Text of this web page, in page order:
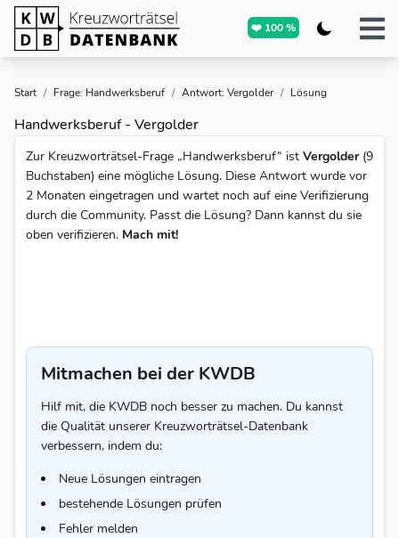
❤️ 100 %
Start / Frage: Handwerksberuf / Antwort: Vergolder / Lösung
Handwerksberuf - Vergolder
Zur Kreuzworträtsel-Frage „Handwerksberuf“ ist Vergolder(9
Buchstaben) eine mögliche Lösung. Diese Antwort wurde vor
2 Monaten eingetragen und wartet noch auf eine Verifizierung
durch die Community. Passt die Lösung? Dann kannst du sie
oben verifizieren. Mach mit!
Mitmachen bei der KWDB
Hilf mit, die KWDB noch besser zu machen. Du kannst
die Qualität unserer Kreuzworträtsel-Datenbank
verbessern, indem du:
Neue Lösungen eintragen
bestehende Lösungen prüfen
Fehler melden